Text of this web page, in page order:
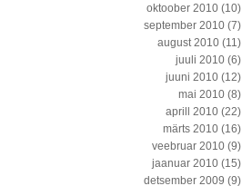
oktoober 2010 (10)
september 2010 (7)
august 2010 (11)
juuli 2010 (6)
juuni 2010 (12)
mai 2010 (8)
aprill 2010 (22)
märts 2010 (16)
veebruar 2010 (9)
jaanuar 2010 (15)
detsember 2009 (9)